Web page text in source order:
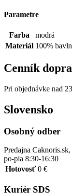
Parametre
Farba
modrá
Materiál 100%
Cenník
Pri objednávke nad
Slovensko
Osobný odber
Predajna
po-pia 8:30-16:30
Hotovosť 0 €
Kuriér SDS